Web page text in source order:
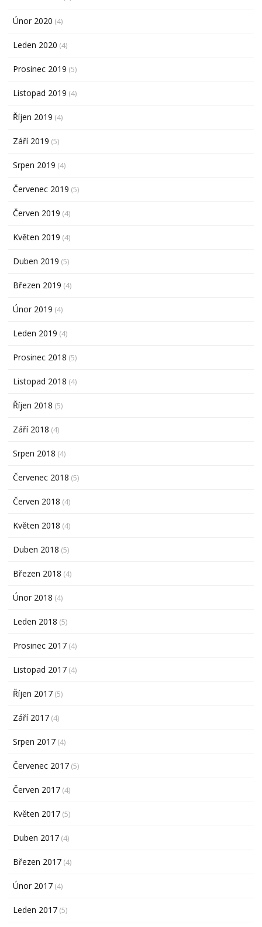
Únor 2020 (4)
Leden 2020 (4)
Prosinec 2019 (5)
Listopad 2019 (4)
Říjen 2019 (4)
Září 2019 (5)
Srpen 2019 (4)
Červenec 2019 (5)
Červen 2019 (4)
Květen 2019 (4)
Duben 2019 (5)
Březen 2019 (4)
Únor 2019 (4)
Leden 2019 (4)
Prosinec 2018 (5)
Listopad 2018 (4)
Říjen 2018 (5)
Září 2018 (4)
Srpen 2018 (4)
Červenec 2018 (5)
Červen 2018 (4)
Květen 2018 (4)
Duben 2018 (5)
Březen 2018 (4)
Únor 2018 (4)
Leden 2018 (5)
Prosinec 2017 (4)
Listopad 2017 (4)
Říjen 2017 (5)
Září 2017 (4)
Srpen 2017 (4)
Červenec 2017 (5)
Červen 2017 (4)
Květen 2017 (5)
Duben 2017 (4)
Březen 2017 (4)
Únor 2017 (4)
Leden 2017 (5)